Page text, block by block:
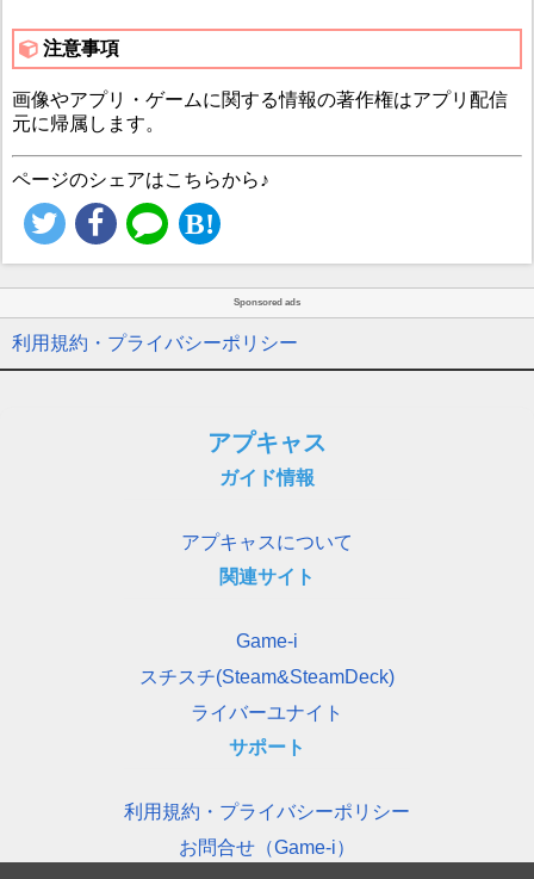
注意事項
画像やアプリ・ゲームに関する情報の著作権はアプリ配信
元に帰属します。
ページのシェアはこちらから♪
Sponsored ads
利用規約・プライバシーポリシー
アプキャス
ガイド情報
アプキャスについて
関連サイト
Game-i
スチスチ(Steam&SteamDeck)
ライバーユナイト
サポート
利用規約・プライバシーポリシー
お問合せ（Game-i）